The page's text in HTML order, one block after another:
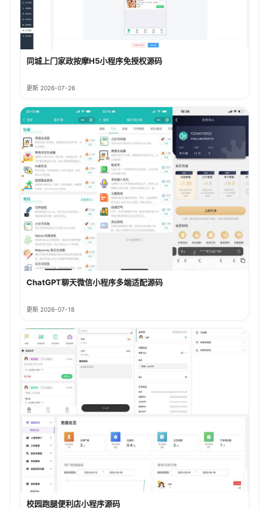
同城上门家政按摩H5小程序免授权源码
更新 2026-07-26
ChatGPT聊天微信小程序多端适配源码
更新 2026-07-18
校园跑腿便利店小程序源码